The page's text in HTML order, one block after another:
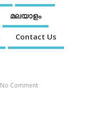
മലയാളം
Contact Us
No Comment